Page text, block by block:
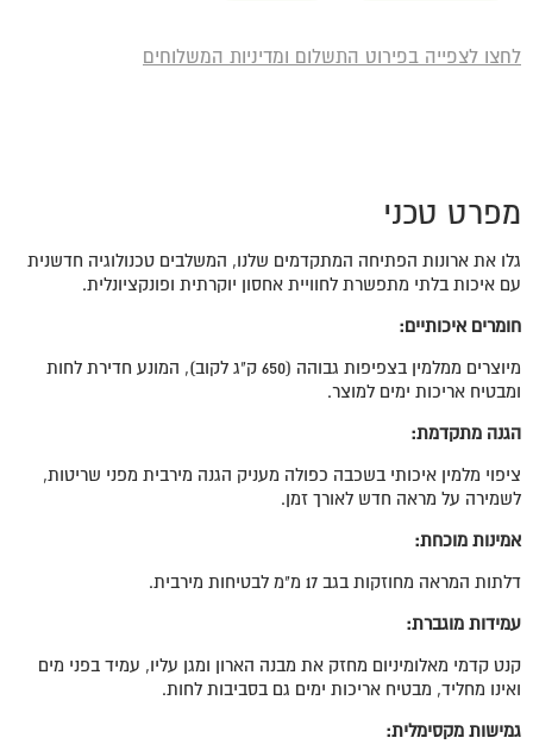
לחצו לצפייה בפירוט התשלום ומדיניות המשלוחים
מפרט טכני
גלו את ארונות הפתיחה המתקדמים שלנו, המשלבים טכנולוגיה חדשנית
עם איכות בלתי מתפשרת לחוויית אחסון יוקרתית ופונקציונלית.
חומרים איכותיים:
מיוצרים ממלמין בצפיפות גבוהה (650 ק"ג לקוב), המונע חדירת לחות
ומבטיח אריכות ימים למוצר.
הגנה מתקדמת:
ציפוי מלמין איכותי בשכבה כפולה מעניק הגנה מירבית מפני שריטות,
לשמירה על מראה חדש לאורך זמן.
אמינות מוכחת:
דלתות המראה מחוזקות בגב 17 מ"מ לבטיחות מירבית.
עמידות מוגברת:
קנט קדמי מאלומיניום מחזק את מבנה הארון ומגן עליו, עמיד בפני מים
ואינו מחליד, מבטיח אריכות ימים גם בסביבות לחות.
גמישות מקסימלית: